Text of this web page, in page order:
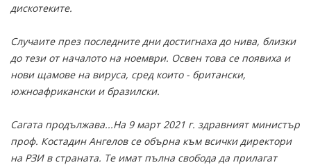
дискотеките.
Случаите през последните дни достигнаха до нива, близки
до тези от началото на ноември. Освен това се появиха и
нови щамове на вируса, сред които - британски,
южноафрикански и бразилски.
Сагата продължава...На 9 март 2021 г. здравният министър
проф. Костадин Ангелов се обърна към всички директори
на РЗИ в страната. Те имат пълна свобода да прилагат